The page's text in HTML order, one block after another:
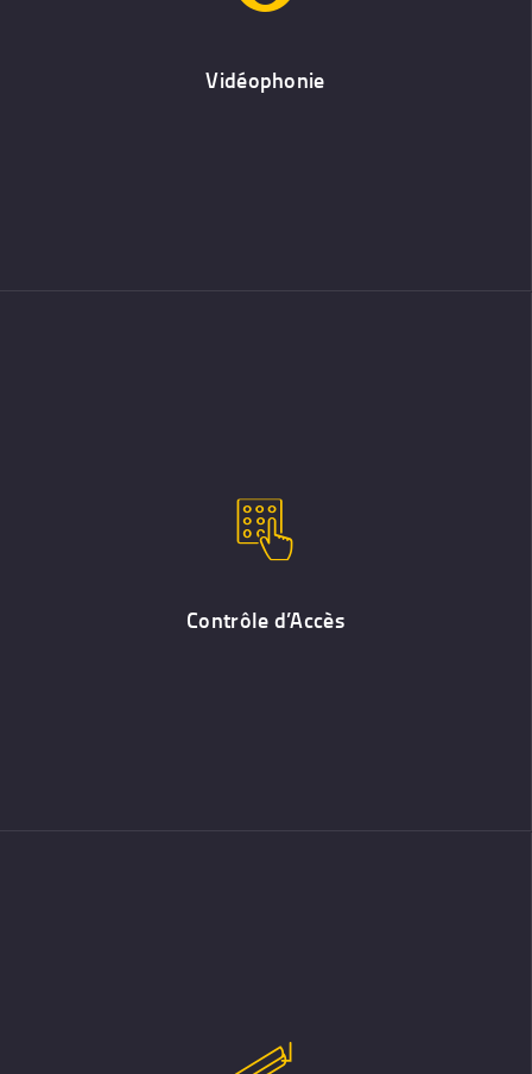
Vidéophonie
L’interphone et le visiophone présentent donc de nombreux
Contrôle d’Accès
Contrôle d’Accès
Un contrôle d’accès permet d’accepter ou de refuser que telle ou
Video Surveillance